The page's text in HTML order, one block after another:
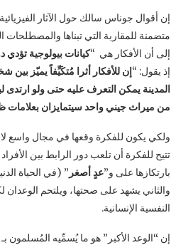
إن أقوال جوناس سالك حول الآثار
متضمنة للمقاربة التي تبناها
إلى أن الأفكار هي “كيانات بيولوجية
إذ يقول: “إن للأفكار أثرا مُتكَيِّفاً يميّز
المدينة يمكن التعرف عليه حتى ولو ارتدى
من ميراث جيني واحد سيتمايزان بعلامات
ولكي يكون للفكرة وقعها في مجال واسع
تتيح للفكرة أن تلعب دور الرابط بين
بارتكازها على و”عدٍ أصغر ” (في الحياة
والثاني يشهد على صحتها، ويلتحم الوعدان
النفسية الإنسانية.
إن“الوعد الأكبر” هو ما يُسمِّيه المُسلمون